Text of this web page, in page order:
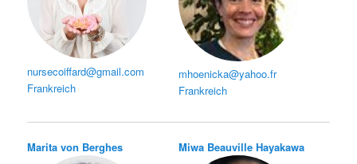
nursecoiffard@gmail.com
Frankreich
mhoenicka@yahoo.fr
Frankreich
Marita von Berghes Miwa Beauville Hayakawa